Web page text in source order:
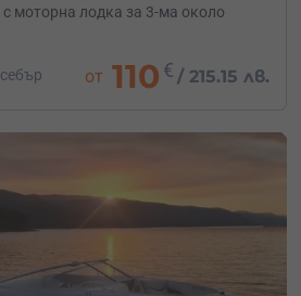
моторна лодка за 3-ма около
от 110 € /215.15 лв.